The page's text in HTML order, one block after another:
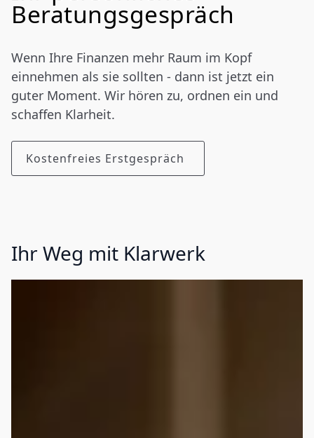
Beratungsgespräch
Wenn Ihre Finanzen mehr Raum im Kopf
einnehmen als sie sollten - dann ist jetzt ein
guter Moment. Wir hören zu, ordnen ein und
schaffen Klarheit.
Kostenfreies Erstgespräch
Ihr Weg mit Klarwerk